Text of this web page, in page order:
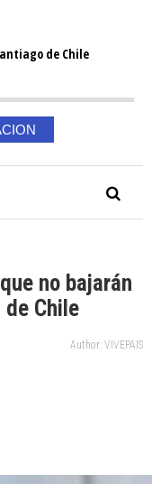
de Chile
no bajarán
de Chile
Author: VIVEPAIS